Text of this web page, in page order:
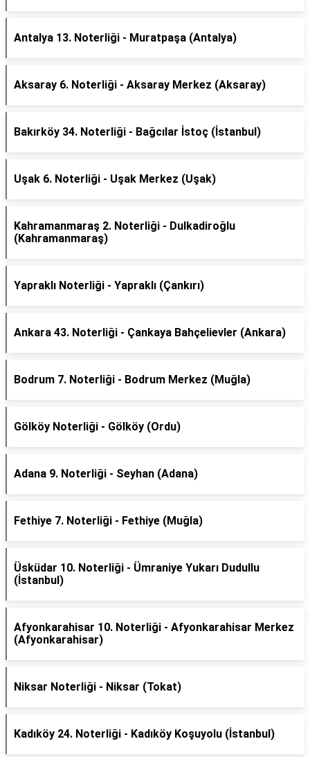
Antalya 13. Noterliği - Muratpaşa (Antalya)
Aksaray 6. Noterliği - Aksaray Merkez (Aksaray)
Bakırköy 34. Noterliği - Bağcılar İstoç (İstanbul)
Uşak 6. Noterliği - Uşak Merkez (Uşak)
Kahramanmaraş 2. Noterliği - Dulkadiroğlu
(Kahramanmaraş)
Yapraklı Noterliği - Yapraklı (Çankırı)
Ankara 43. Noterliği - Çankaya Bahçelievler (Ankara)
Bodrum 7. Noterliği - Bodrum Merkez (Muğla)
Gölköy Noterliği - Gölköy (Ordu)
Adana 9. Noterliği - Seyhan (Adana)
Fethiye 7. Noterliği - Fethiye (Muğla)
Üsküdar 10. Noterliği - Ümraniye Yukarı Dudullu
(İstanbul)
Afyonkarahisar 10. Noterliği - Afyonkarahisar Merkez
(Afyonkarahisar)
Niksar Noterliği - Niksar (Tokat)
Kadıköy 24. Noterliği - Kadıköy Koşuyolu (İstanbul)